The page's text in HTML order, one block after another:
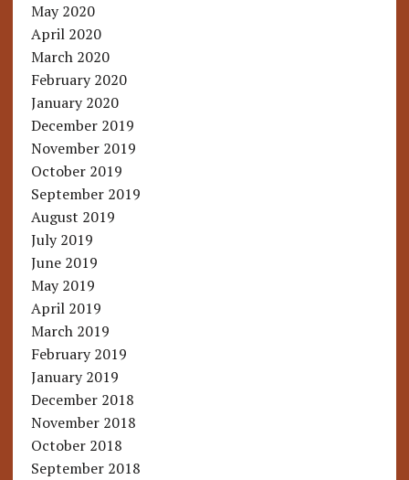
May 2020
April 2020
March 2020
February 2020
January 2020
December 2019
November 2019
October 2019
September 2019
August 2019
July 2019
June 2019
May 2019
April 2019
March 2019
February 2019
January 2019
December 2018
November 2018
October 2018
September 2018